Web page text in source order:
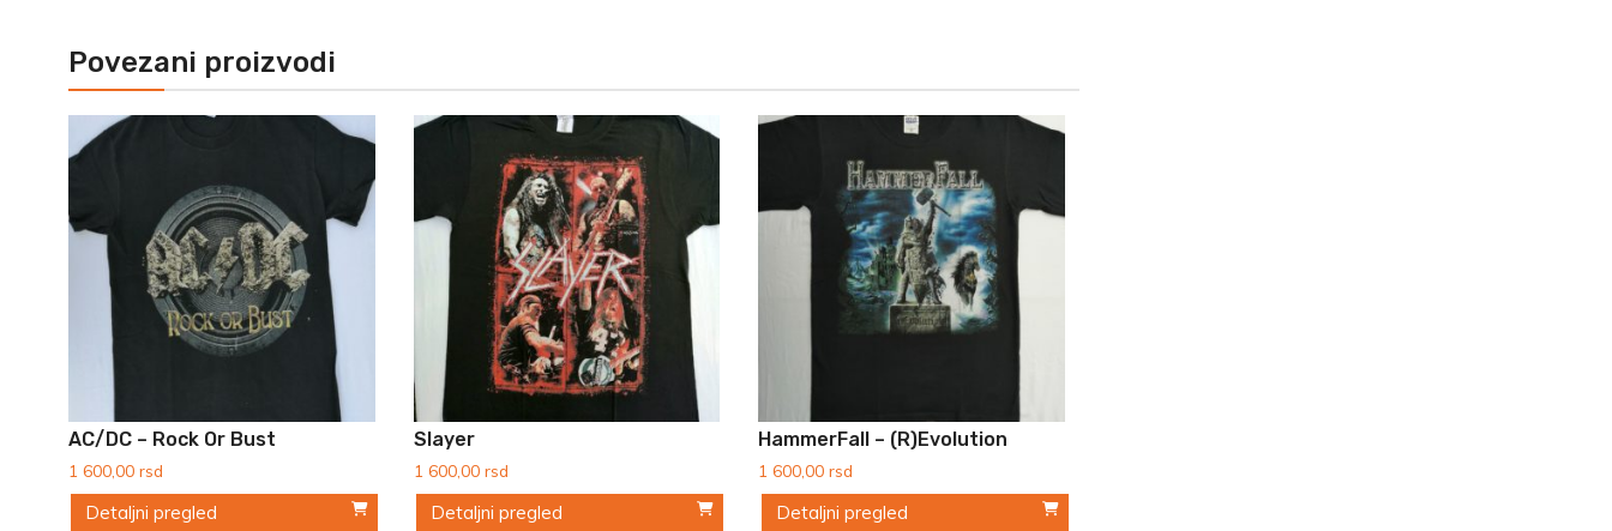
Povezani proizvodi
AC/DC – Rock Or Bust
1 600,00 rsd
Detaljni pregled
Slayer
1 600,00 rsd
Detaljni pregled
HammerFall – (r)Evolution
1 600,00rsd
Detaljni pregled